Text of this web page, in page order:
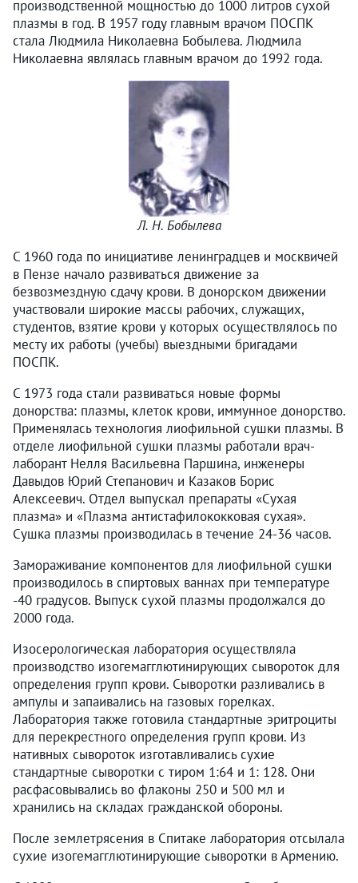
производственной мощностью до 1000 литров сухой
плазмы в год. В 1957 году главным врачом ПОСПК
стала Людмила Николаевна Бобылева. Людмила
Николаевна являлась главным врачом до 1992 года.
Л. Н. Бобылева
С 1960 года по инициативе ленинградцев и москвичей
в Пензе начало развиваться движение за
безвозмездную сдачу крови. В донорском движении
участвовали широкие массы рабочих, служащих,
студентов, взятие крови у которых осуществлялось по
месту их работы (учебы) выездными бригадами
ПОСПК.
С 1973 года стали развиваться новые формы
донорства: плазмы, клеток крови, иммунное донорство.
Применялась технология лиофильной сушки плазмы. В
отделе лиофильной сушки плазмы работали врач-
лаборант Нелля Васильевна Паршина, инженеры
Давыдов Юрий Степанович и Казаков Борис
Алексеевич. Отдел выпускал препараты «Сухая
плазма» и «Плазма антистафилококковая сухая».
Сушка плазмы производилась в течение 24-36 часов.
Замораживание компонентов для лиофильной сушки
производилось в спиртовых ваннах при температуре
-40 градусов. Выпуск сухой плазмы продолжался до
2000 года.
Изосерологическая лаборатория осуществляла
производство изогемагглютинирующих сывороток для
определения групп крови. Сыворотки разливались в
ампулы и запаивались на газовых горелках.
Лаборатория также готовила стандартные эритроциты
для перекрестного определения групп крови. Из
нативных сывороток изготавливались сухие
стандартные сыворотки с тиром 1:64 и 1: 128. Они
расфасовывались во флаконы 250 и 500 мл и
хранились на складах гражданской обороны.
После землетрясения в Спитаке лаборатория отсылала
сухие изогемагглютинирующие сыворотки в Армению.